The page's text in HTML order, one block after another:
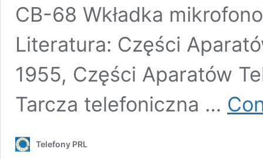
CB-68 Wkładka
Literatura: Części
1955, Części Aparatów
Tarcza telefoniczna …
Telefony PRL